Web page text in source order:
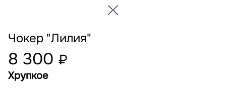
Чокер "Лилия"
8 300 ₽
Хрупкое